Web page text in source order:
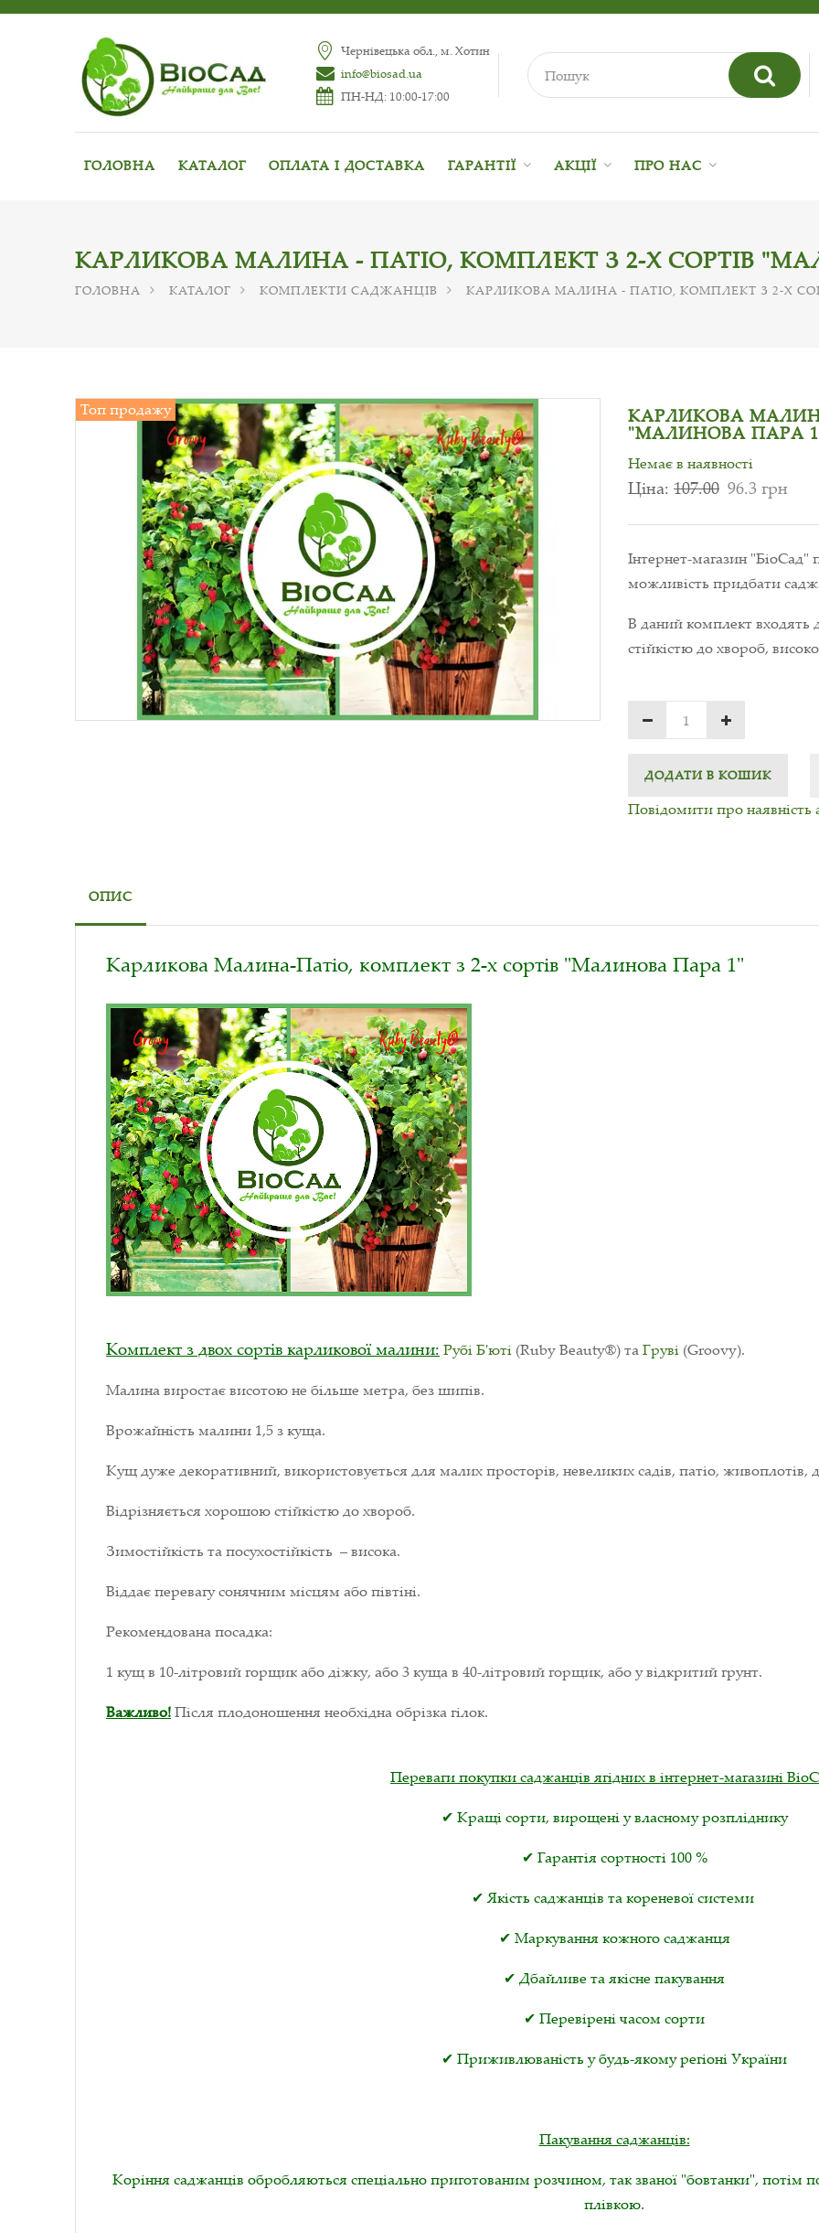
Чернівецька обл., м. Хотин
info@biosad.ua
ПН-НД: 10:00-17:00
ГОЛОВНА КАТАЛОГ ОПЛАТА І ДОСТАВКА ГАРАНТІЇ АКЦІЇ ПРО НАС
КАРЛИКОВА МАЛИНА - ПАТІО, КОМПЛЕКТ З 2-Х СОРТІВ
ГОЛОВНА КАТАЛОГ КОМПЛЕКТИ САДЖАНЦІВ КАРЛИКОВА МАЛИНА - ПАТІО, КОМПЛЕКТ З 2-Х
Топ продажу КАРЛИКОВА
"МАЛИНОВА ПАРА
Немає в наявності
Ціна: 107.00 96.3 грн
Інтернет-магазин
можливість придбати
В даний комплект входять
стійкістю до хвороб,
ДОДАТИ В КОШИК
Повідомити про наявність
ОПИС
Карликова Малина-Патіо, комплект з 2-х сортів "Малинова Пара 1"
Комплект з двох сортів карликової малини: Рубі Б'юті (Ruby Beauty®)таГруві (Groovy).
Малина виростає висотою не більше метра, без шипів.
Врожайність малини 1,5 з куща.
Кущ дуже декоративний, використовується для малих просторів, невеликих садів, патіо, живоплотів,
Відрізняється хорошою стійкістю до хвороб.
Зимостійкість та посухостійкість – висока.
Віддає перевагу сонячним місцям або півтіні.
Рекомендована посадка:
1 кущ в 10-літровий горщик або діжку, або 3 куща в 40-літровий горщик, або у відкритий грунт.
Важливо!Після плодоношення необхідна обрізка гілок.
Переваги покупки саджанців ягідних в інтернет-магазині
✔ Кращі сорти, вирощені у власному розпліднику
✔ Гарантія сортності 100 %
✔ Якість саджанців та кореневої системи
✔ Маркування кожного саджанця
✔ Дбайливе та якісне пакування
✔ Перевірені часом сорти
✔ Приживлюваність у будь-якому регіоні України
Пакування саджанців:
Коріння саджанців обробляються спеціально приготованим розчином, так званої "бовтанки", потім
плівкою.